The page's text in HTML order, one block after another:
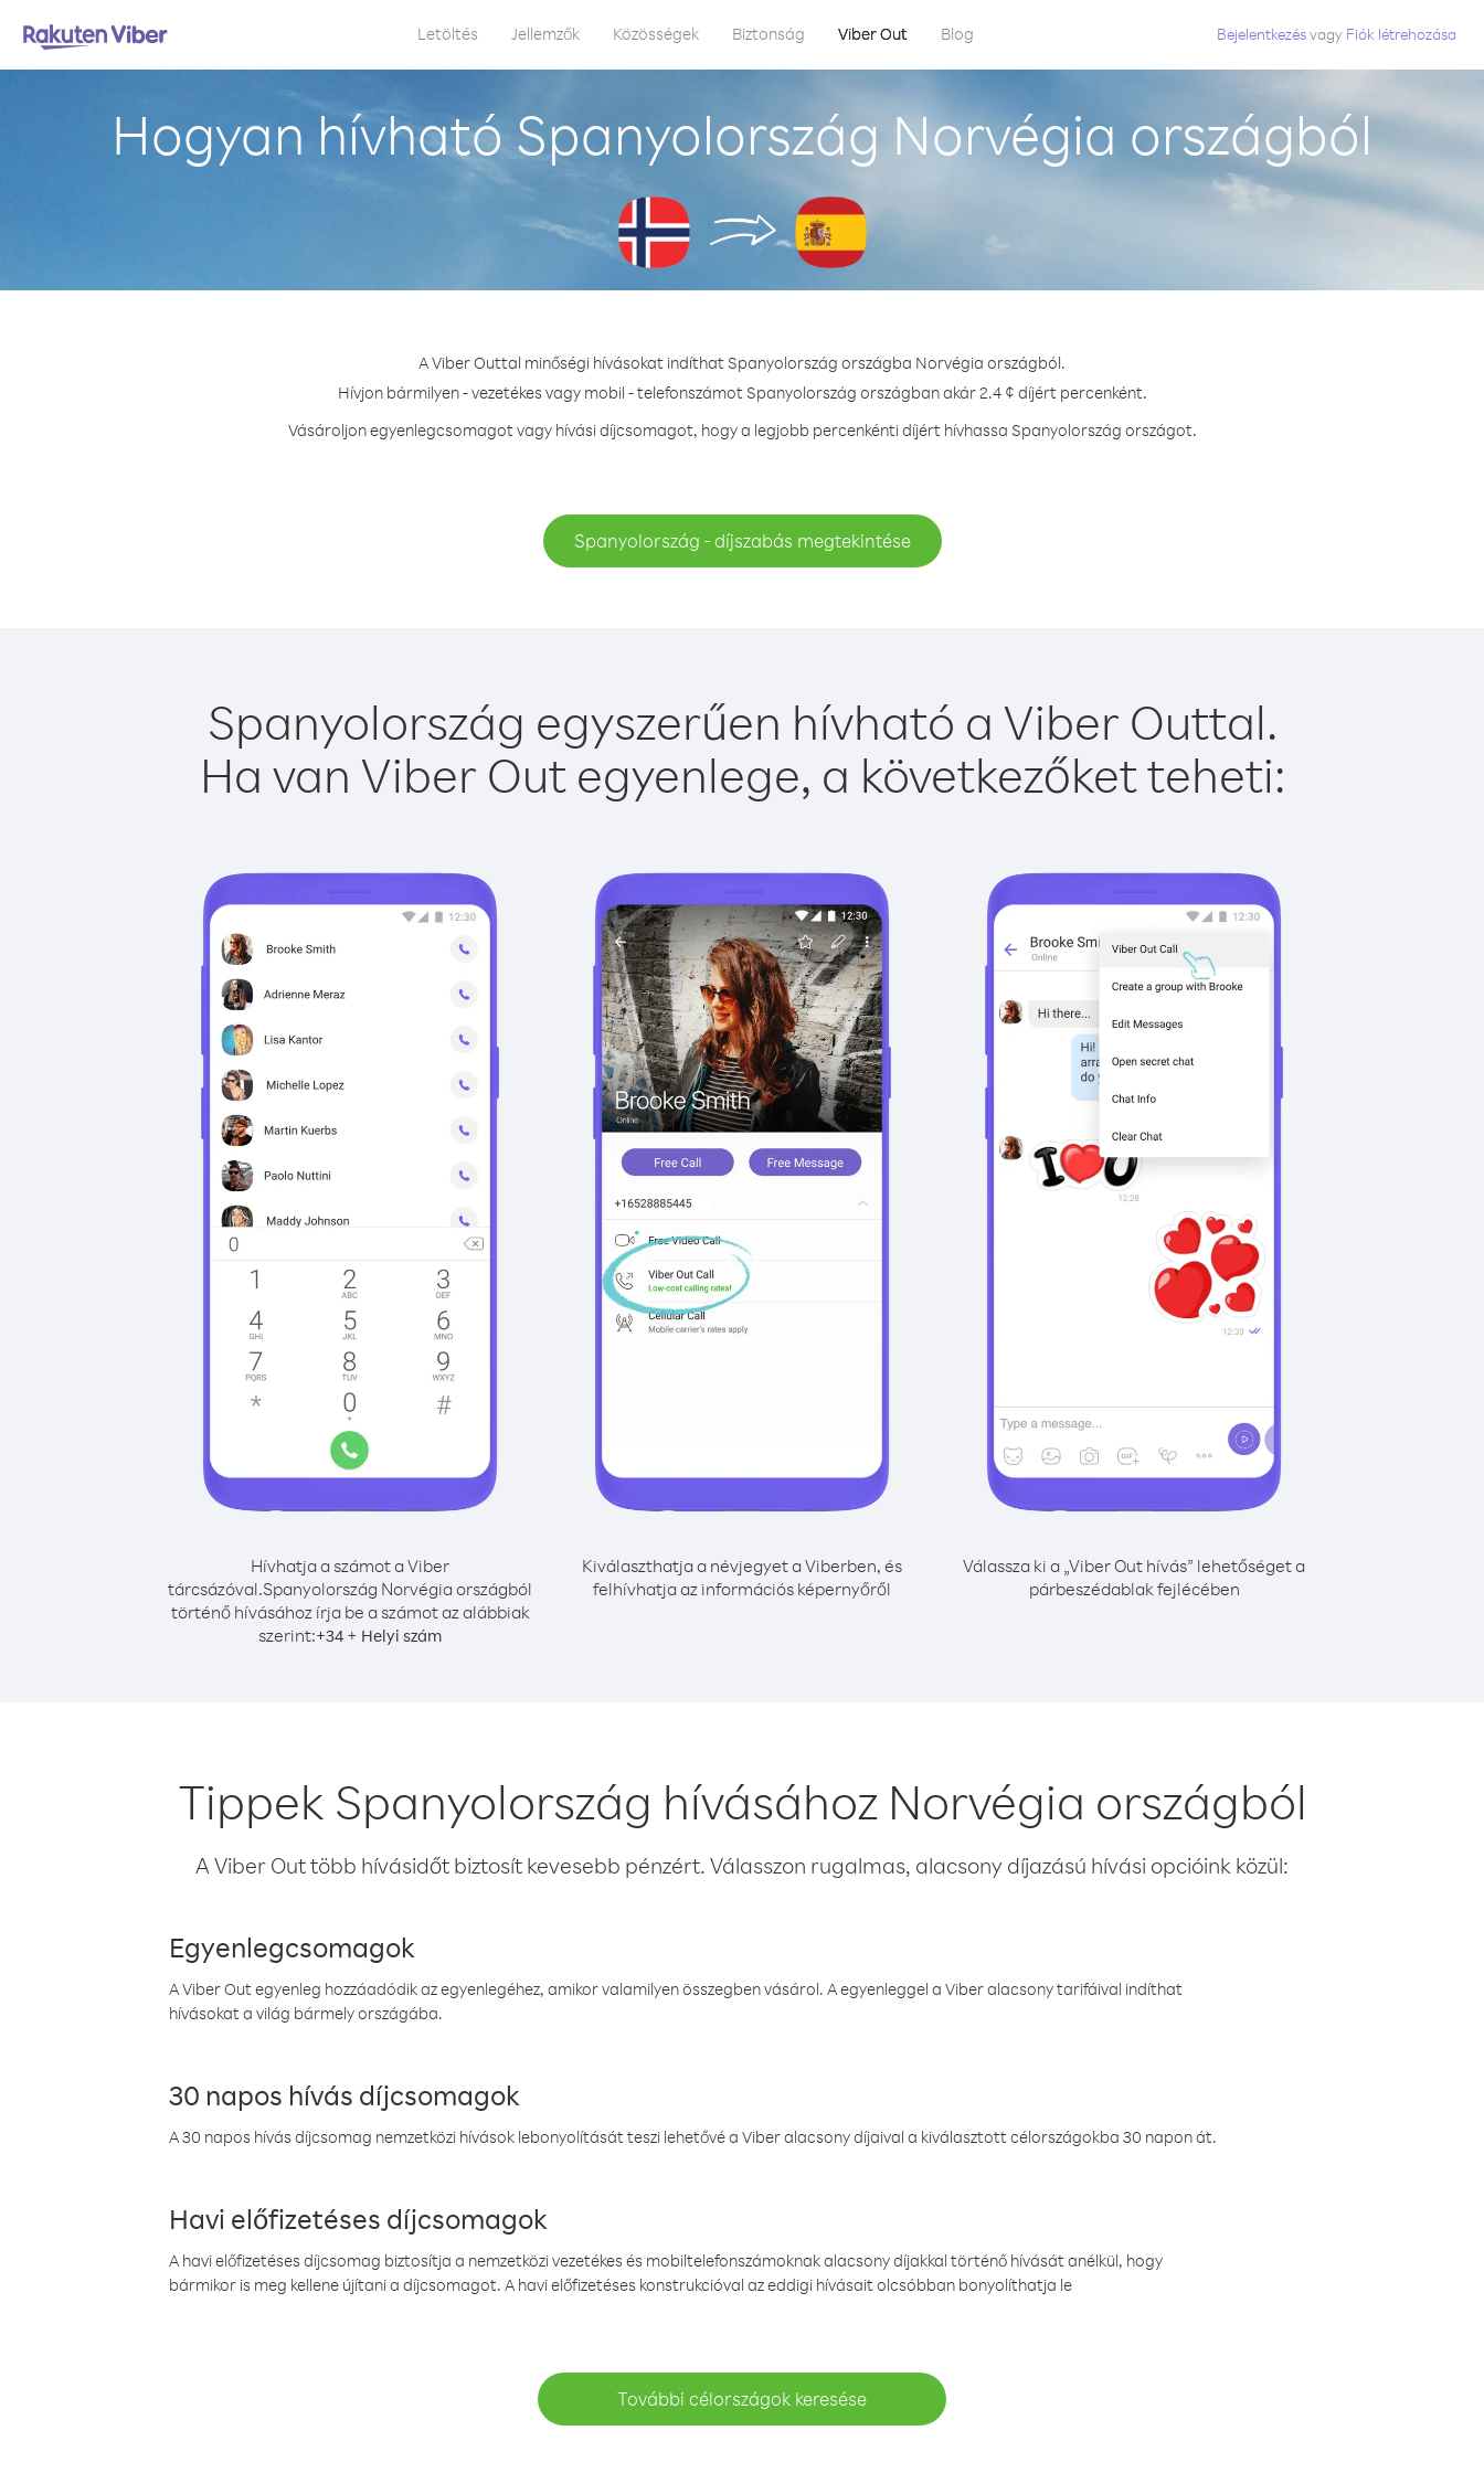
Letöltés Jellemzők Közösségek Biztonság Viber Out Blog Bejelentkezésvagy Fiók létrehozása
Hogyan hívható Spanyolország Norvégia országból
A Viber Outtal minőségi hívásokat indíthat Spanyolország országba Norvégia országból.
Hívjon bármilyen - vezetékes vagy mobil - telefonszámot Spanyolország országban akár 2.4 ¢ díjért percenként.
Vásároljon egyenlegcsomagot vagy hívási díjcsomagot, hogy a legjobb percenkénti díjért hívhassa Spanyolország országot.
Spanyolország - díjszabás megtekintése
Spanyolország egyszerűen hívható a Viber Outtal.
Ha van Viber Out egyenlege, a következőket teheti:
Hívhatja a számot a Viber
tárcsázóval.Spanyolország Norvégia országból
történő hívásához írja be a számot az alábbiak
szerint:+34 + Helyi szám
Kiválaszthatja a névjegyet a Viberben, és
felhívhatja az információs képernyőről
Válassza ki a „Viber Out hívás” lehetőséget a
párbeszédablak fejlécében
Tippek Spanyolország hívásához Norvégia országból
A Viber Out több hívásidőt biztosít kevesebb pénzért. Válasszon rugalmas, alacsony díjazású hívási opcióink közül:
Egyenlegcsomagok
A Viber Out egyenleg hozzáadódik az egyenlegéhez, amikor valamilyen összegben vásárol. A egyenleggel a Viber alacsony tarifáival indíthat
hívásokat a világ bármely országába.
30 napos hívás díjcsomagok
A 30 napos hívás díjcsomag nemzetközi hívások lebonyolítását teszi lehetővé a Viber alacsony díjaival a kiválasztott célországokba 30 napon át.
Havi előfizetéses díjcsomagok
A havi előfizetéses díjcsomag biztosítja a nemzetközi vezetékes és mobiltelefonszámoknak alacsony díjakkal történő hívását anélkül, hogy
bármikor is meg kellene újítani a díjcsomagot. A havi előfizetéses konstrukcióval az eddigi hívásait olcsóbban bonyolíthatja le
További célországok keresése